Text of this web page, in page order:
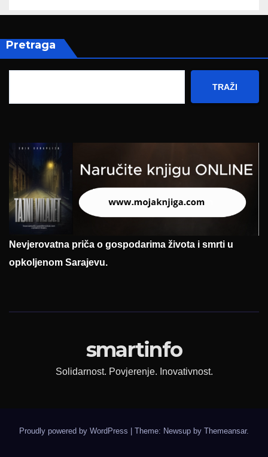
Pretraga
TRAŽI
Nevjerovatna priča o gospodarima života i smrti u
opkoljenom Sarajevu.
smartinfo
Solidarnost. Povjerenje. Inovativnost.
Proudly powered by WordPress Theme: Newsup by Themeansar.